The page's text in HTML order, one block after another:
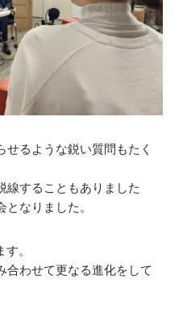
るような鋭い質問もたく
線することもありました
なりました。
。
合わせて更なる進化をして